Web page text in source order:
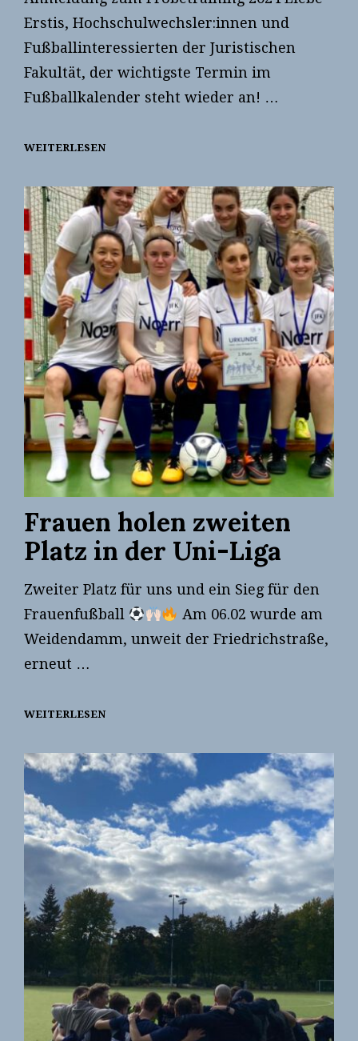
Erstis, Hochschulwechsler:innen und
Fußballinteressierten der Juristischen
Fakultät, der wichtigste Termin im
Fußballkalender steht wieder an! …
WEITERLESENPROBETRAINING
Frauen holen zweiten
Platz in der Uni-Liga
Zweiter Platz für uns und ein Sieg für den
Frauenfußball
Am 06.02 wurde am
Weidendamm, unweit der Friedrichstraße,
erneut …
WEITERLESENFRAUEN
PLATZ
IN
DER
UNI-
LIGA